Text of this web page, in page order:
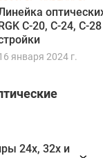
C-20, C-24, C-
января 2024 г.
24x, 32x и